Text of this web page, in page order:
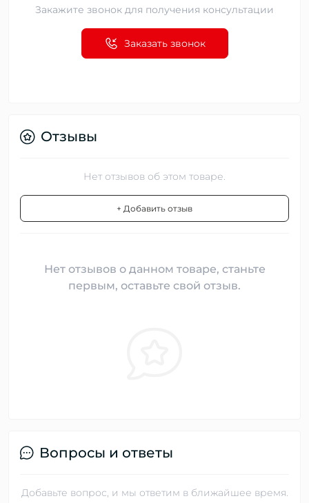
Закажите звонок для получения консультации
Заказать звонок
Отзывы
Нет отзывов об этом товаре.
+ Добавить отзыв
Нет отзывов о данном товаре, станьте
первым, оставьте свой отзыв.
Вопросы и ответы
Добавьте вопрос, и мы ответим в ближайшее время.